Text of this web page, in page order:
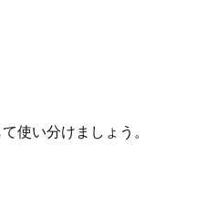
使い分けましょう。